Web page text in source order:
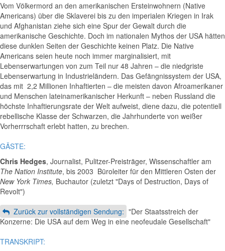
Vom Völkermord an den amerikanischen Ersteinwohnern (Native
Americans) über die Sklaverei bis zu den imperialen Kriegen in Irak
und Afghanistan ziehe sich eine Spur der Gewalt durch die
amerikanische Geschichte. Doch im nationalen Mythos der USA hätten
diese dunklen Seiten der Geschichte keinen Platz. Die Native
Americans seien heute noch immer marginalisiert, mit
Lebenserwartungen von zum Teil nur 48 Jahren – die niedgriste
Lebenserwartung in Industrieländern. Das Gefängnissystem der USA,
das mit 2,2 Millionen Inhaftierten – die meisten davon Afroamerikaner
und Menschen lateinamerikanischer Herkunft – neben Russland die
höchste Inhaftierungsrate der Welt aufweist, diene dazu, die potentiell
rebellische Klasse der Schwarzen, die Jahrhunderte von weißer
Vorherrrschaft erlebt hatten, zu brechen.
GÄSTE:
Chris Hedges, Journalist, Pulitzer-Preisträger, Wissenschaftler am
The Nation Institute, bis 2003 Büroleiter für den Mittleren Osten der
New York Times, Buchautor (zuletzt "Days of Destruction, Days of
Revolt")
Zurück zur vollständigen Sendung: "Der Staatsstreich der
Konzerne: Die USA auf dem Weg in eine neofeudale Gesellschaft"
TRANSKRIPT: